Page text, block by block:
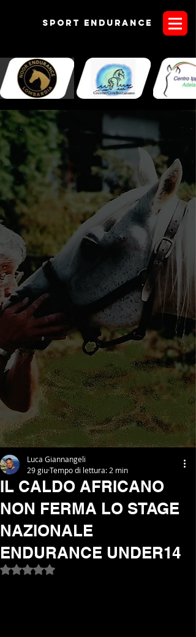
Sport endurANCE
IL CALDO AFRICANO
NON FERMA LO STAGE
NAZIONALE
ENDURANCE UNDER14
Luca Giannangeli
29 giuTempo di lettura: 2 min
Valutazione NaN stelle su 5.